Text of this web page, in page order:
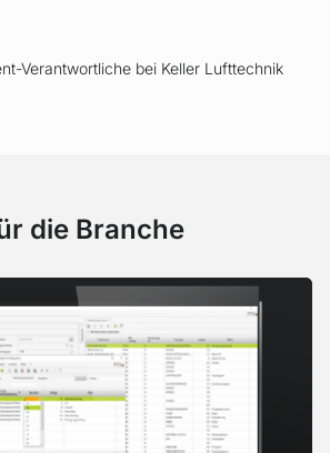
Verantwortliche bei Keller Lufttechnik
die Branche